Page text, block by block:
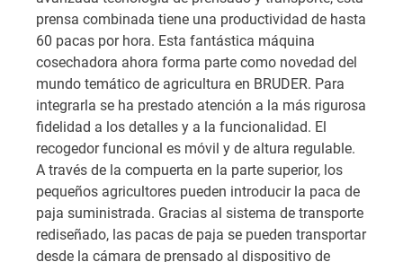
prensa combinada tiene una productividad de hasta
60 pacas por hora. Esta fantástica máquina
cosechadora ahora forma parte como novedad del
mundo temático de agricultura en BRUDER. Para
integrarla se ha prestado atención a la más rigurosa
fidelidad a los detalles y a la funcionalidad. El
recogedor funcional es móvil y de altura regulable.
A través de la compuerta en la parte superior, los
pequeños agricultores pueden introducir la paca de
paja suministrada. Gracias al sistema de transporte
rediseñado, las pacas de paja se pueden transportar
desde la cámara de prensado al dispositivo de